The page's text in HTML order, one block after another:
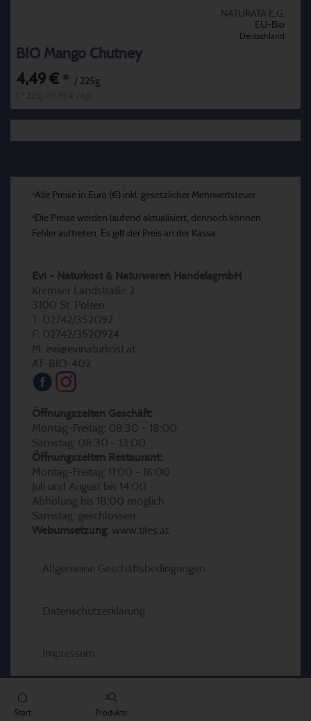
NATURATA E.G.
EU-Bio
Deutschland
BIO Mango Chutney
4,49 € * / 225g
*Alle Preise in Euro (€) inkl. gesetzlicher Mehrwertsteuer
* Die Preise werden laufend aktualisiert, dennoch können
Fehler auftreten. Es gilt der Preis an der Kassa.
Evi - Naturkost & Naturwaren HandelsgmbH
Kremser Landstraße 2
3100 St. Pölten
T: 02742/352092
F: 02742/3520924
M: evi@evinaturkost.at
AT-BIO-402
Öffnungszeiten Geschäft:
Montag-Freitag: 08:30 - 18:00
Samstag: 08:30 - 13:00
Öffnungszeiten Restaurant:
Montag-Freitag: 11:00 - 16:00
Juli und August bis 14:00
Abholung bis 18:00 möglich
Samstag: geschlossen
Webumsetzung: www.tiles.at
Allgemeine Geschäftsbedingungen
Datenschutzerklärung
Impressum
Start Produkte